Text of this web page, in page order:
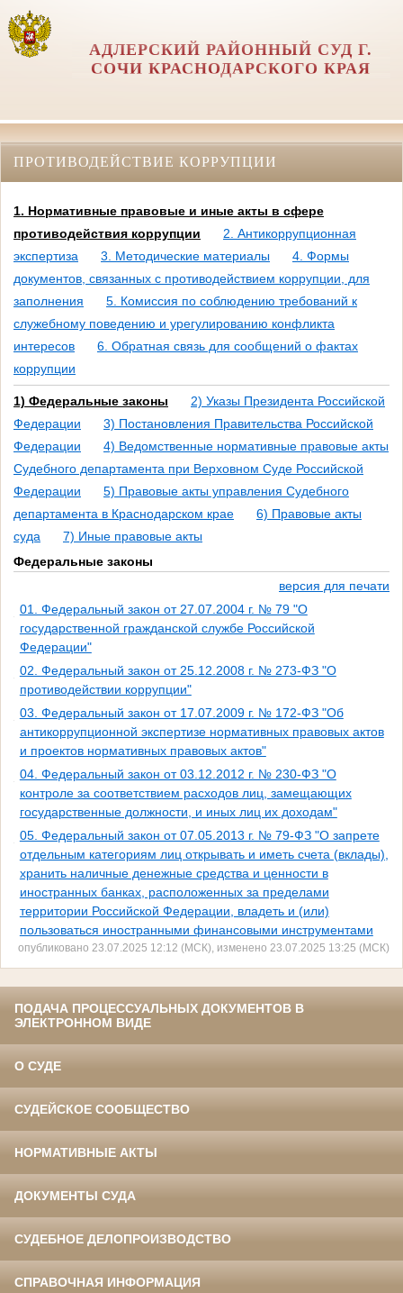
АДЛЕРСКИЙ РАЙОННЫЙ СУД Г.
СОЧИ КРАСНОДАРСКОГО КРАЯ
ПРОТИВОДЕЙСТВИЕ КОРРУПЦИИ
1. Нормативные правовые и иные акты в сфере
противодействия коррупции
2. Антикоррупционная
экспертиза
3. Методические материалы
4. Формы
документов, связанных с противодействием коррупции, для
заполнения
5. Комиссия по соблюдению требований к
служебному поведению и урегулированию конфликта
интересов
6. Обратная связь для сообщений о фактах
коррупции
1) Федеральные законы
2) Указы Президента Российской
Федерации
3) Постановления Правительства Российской
Федерации
4) Ведомственные нормативные правовые акты
Судебного департамента при Верховном Суде Российской
Федерации
5) Правовые акты управления Судебного
департамента в Краснодарском крае
6) Правовые акты
суда
7) Иные правовые акты
Федеральные законы
версия для печати
01. Федеральный закон от 27.07.2004 г. № 79 "О
государственной гражданской службе Российской
Федерации"
02. Федеральный закон от 25.12.2008 г. № 273-ФЗ "О
противодействии коррупции"
03. Федеральный закон от 17.07.2009 г. № 172-ФЗ "Об
антикоррупционной экспертизе нормативных правовых актов
и проектов нормативных правовых актов"
04. Федеральный закон от 03.12.2012 г. № 230-ФЗ "О
контроле за соответствием расходов лиц, замещающих
государственные должности, и иных лиц их доходам"
05. Федеральный закон от 07.05.2013 г. № 79-ФЗ "О запрете
отдельным категориям лиц открывать и иметь счета (вклады),
хранить наличные денежные средства и ценности в
иностранных банках, расположенных за пределами
территории Российской Федерации, владеть и (или)
пользоваться иностранными финансовыми инструментами
опубликовано 23.07.2025 12:12 (МСК), изменено 23.07.2025 13:25 (МСК)
ПОДАЧА ПРОЦЕССУАЛЬНЫХ ДОКУМЕНТОВ В
ЭЛЕКТРОННОМ ВИДЕ
О СУДЕ
СУДЕЙСКОЕ СООБЩЕСТВО
НОРМАТИВНЫЕ АКТЫ
ДОКУМЕНТЫ СУДА
СУДЕБНОЕ ДЕЛОПРОИЗВОДСТВО
СПРАВОЧНАЯ ИНФОРМАЦИЯ